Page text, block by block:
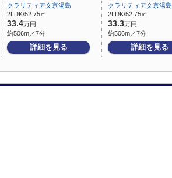
クラリティア文京湯島
2LDK/52.75㎡
33.4万円
約506m／7分
詳細を見る
クラリティア文京湯島
2LDK/52.75㎡
33.3万円
約506m／7分
詳細を見る